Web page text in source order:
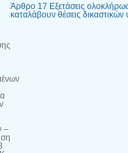
–
Άρθρο 17 Εξετάσεις
καταλάβουν θέσεις